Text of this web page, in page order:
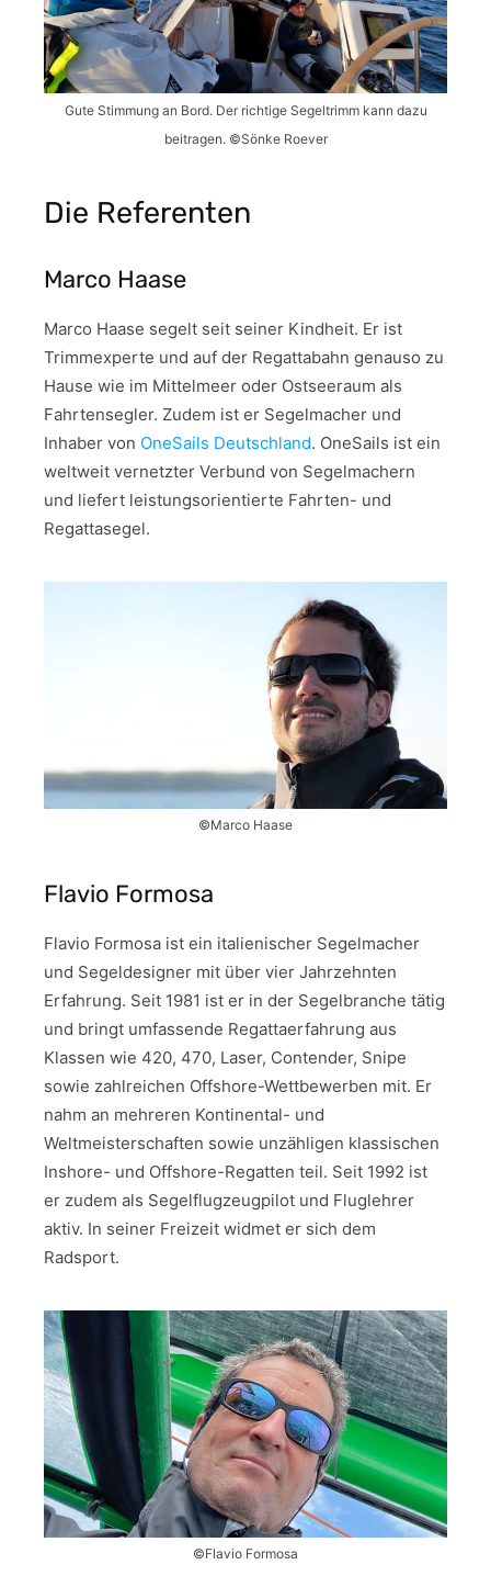
Gute Stimmung an Bord. Der richtige Segeltrimm kann dazu
beitragen. ©Sönke Roever
Die Referenten
Marco Haase
Marco Haase segelt seit seiner Kindheit. Er ist
Trimmexperte und auf der Regattabahn genauso zu
Hause wie im Mittelmeer oder Ostseeraum als
Fahrtensegler. Zudem ist er Segelmacher und
Inhaber von OneSails Deutschland. OneSails ist ein
weltweit vernetzter Verbund von Segelmachern
und liefert leistungsorientierte Fahrten- und
Regattasegel.
©Marco Haase
Flavio Formosa
Flavio Formosa ist ein italienischer Segelmacher
und Segeldesigner mit über vier Jahrzehnten
Erfahrung. Seit 1981 ist er in der Segelbranche tätig
und bringt umfassende Regattaerfahrung aus
Klassen wie 420, 470, Laser, Contender, Snipe
sowie zahlreichen Offshore-Wettbewerben mit. Er
nahm an mehreren Kontinental- und
Weltmeisterschaften sowie unzähligen klassischen
Inshore- und Offshore-Regatten teil. Seit 1992 ist
er zudem als Segelflugzeugpilot und Fluglehrer
aktiv. In seiner Freizeit widmet er sich dem
Radsport.
©Flavio Formosa